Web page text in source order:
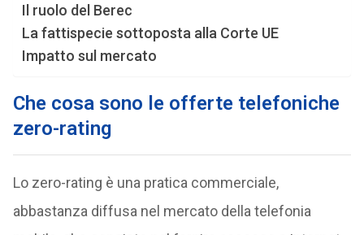
Il ruolo del Berec
La fattispecie sottoposta alla Corte UE
Impatto sul mercato
Che cosa sono le offerte telefoniche
zero-rating
Lo zero-rating è una pratica commerciale,
abbastanza diffusa nel mercato della telefonia